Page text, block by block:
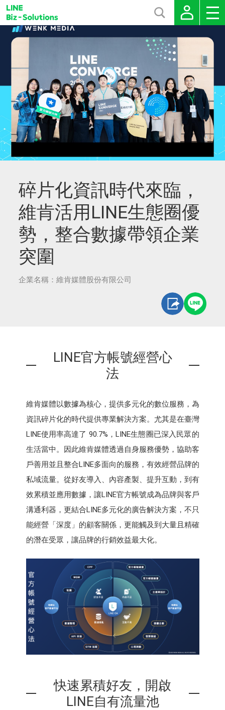
碎片化資訊時代來臨，
維肯活用LINE生態圈優
勢，整合數據帶領企業
突圍
企業名稱：維肯媒體股份有限公司
LINE官方帳號經營心
法
維肯媒體以數據為核心，提供多元化的數位服務，為
資訊碎片化的時代提供專業解決方案。尤其是在臺灣
LINE使用率高達了 90.7%，LINE生態圈已深入民眾的
生活當中。因此維肯媒體透過自身服務優勢，協助客
戶善用並且整合LINE多面向的服務，有效經營品牌的
私域流量。從好友導入、內容產製、提升互動，到有
效累積並應用數據，讓LINE官方帳號成為品牌與客戶
溝通利器，更結合LINE多元化的廣告解決方案，不只
能經營「深度」的顧客關係，更能觸及到大量且精確
的潛在受眾，讓品牌的行銷效益最大化。
快速累積好友，開啟
LINE自有流量池